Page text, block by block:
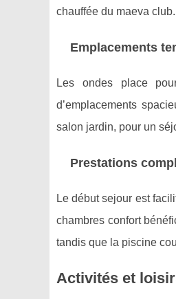
chauffée du maeva club.
Emplacements
Les ondes place
d’emplacements
salon jardin, pour un
Prestations
Le début sejour est
chambres confort
tandis que la piscine
Activités et